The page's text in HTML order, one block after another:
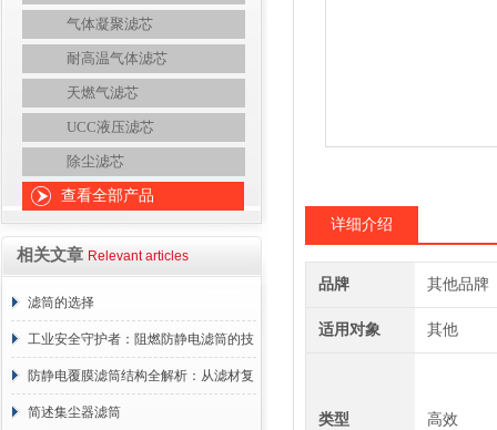
气体凝聚滤芯
耐高温气体滤芯
天燃气滤芯
UCC液压滤芯
除尘滤芯
查看全部产品
相关文章 Relevant articles
滤筒的选择
工业安全守护者：阻燃防静电滤筒的技
术原理与应用解析
防静电覆膜滤筒结构全解析：从滤材复
合到整体成型
简述集尘器滤筒
详细介绍
品牌 其他品牌
适用对象 其他
类型 高效